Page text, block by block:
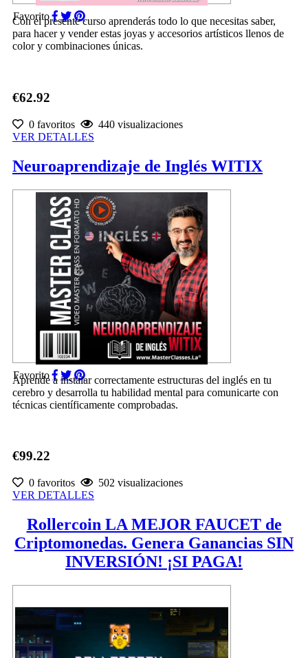
Favorito
Con el presente curso aprenderás todo lo que necesitas saber,
para hacer y vender estas joyas y accesorios artísticos llenos de
color y combinaciones únicas.
€62.92
0 favoritos
440 visualizaciones
VER DETALLES
Neuroaprendizaje de Inglés WITIX
Favorito
Aprende a instalar correctamente estructuras del inglés en tu
cerebro y desarrolla tu habilidad mental para comunicarte con
técnicas científicamente comprobadas.
€99.22
0 favoritos
502 visualizaciones
VER DETALLES
Rollercoin LA MEJOR FAUCET de
Criptomonedas. Genera Ganancias SIN
INVERSIÓN! ¡SI PAGA!